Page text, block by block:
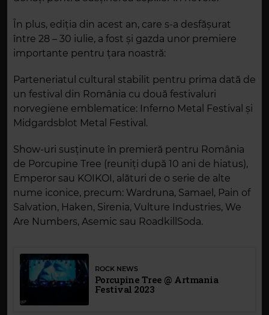
În plus, ediția din acest an, care s-a desfășurat
între 28 – 30 iulie, a fost și gazda unor premiere
importante pentru țara noastră:
Parteneriatul cultural stabilit pentru prima dată de
un festival din România cu două festivaluri
norvegiene emblematice: Inferno Metal Festival și
Midgardsblot Metal Festival.
Show-uri susținute în premieră pentru România
de Porcupine Tree (reuniți după 10 ani de hiatus),
Emperor sau KOIKOI, alături de o serie de alte
nume iconice, precum: Wardruna, Samael, Pain of
Salvation, Haken, Sirenia, Vulture Industries, We
Are Numbers, Asemic sau RoadkillSoda.
ROCK NEWS
Porcupine Tree @ Artmania
Festival 2023